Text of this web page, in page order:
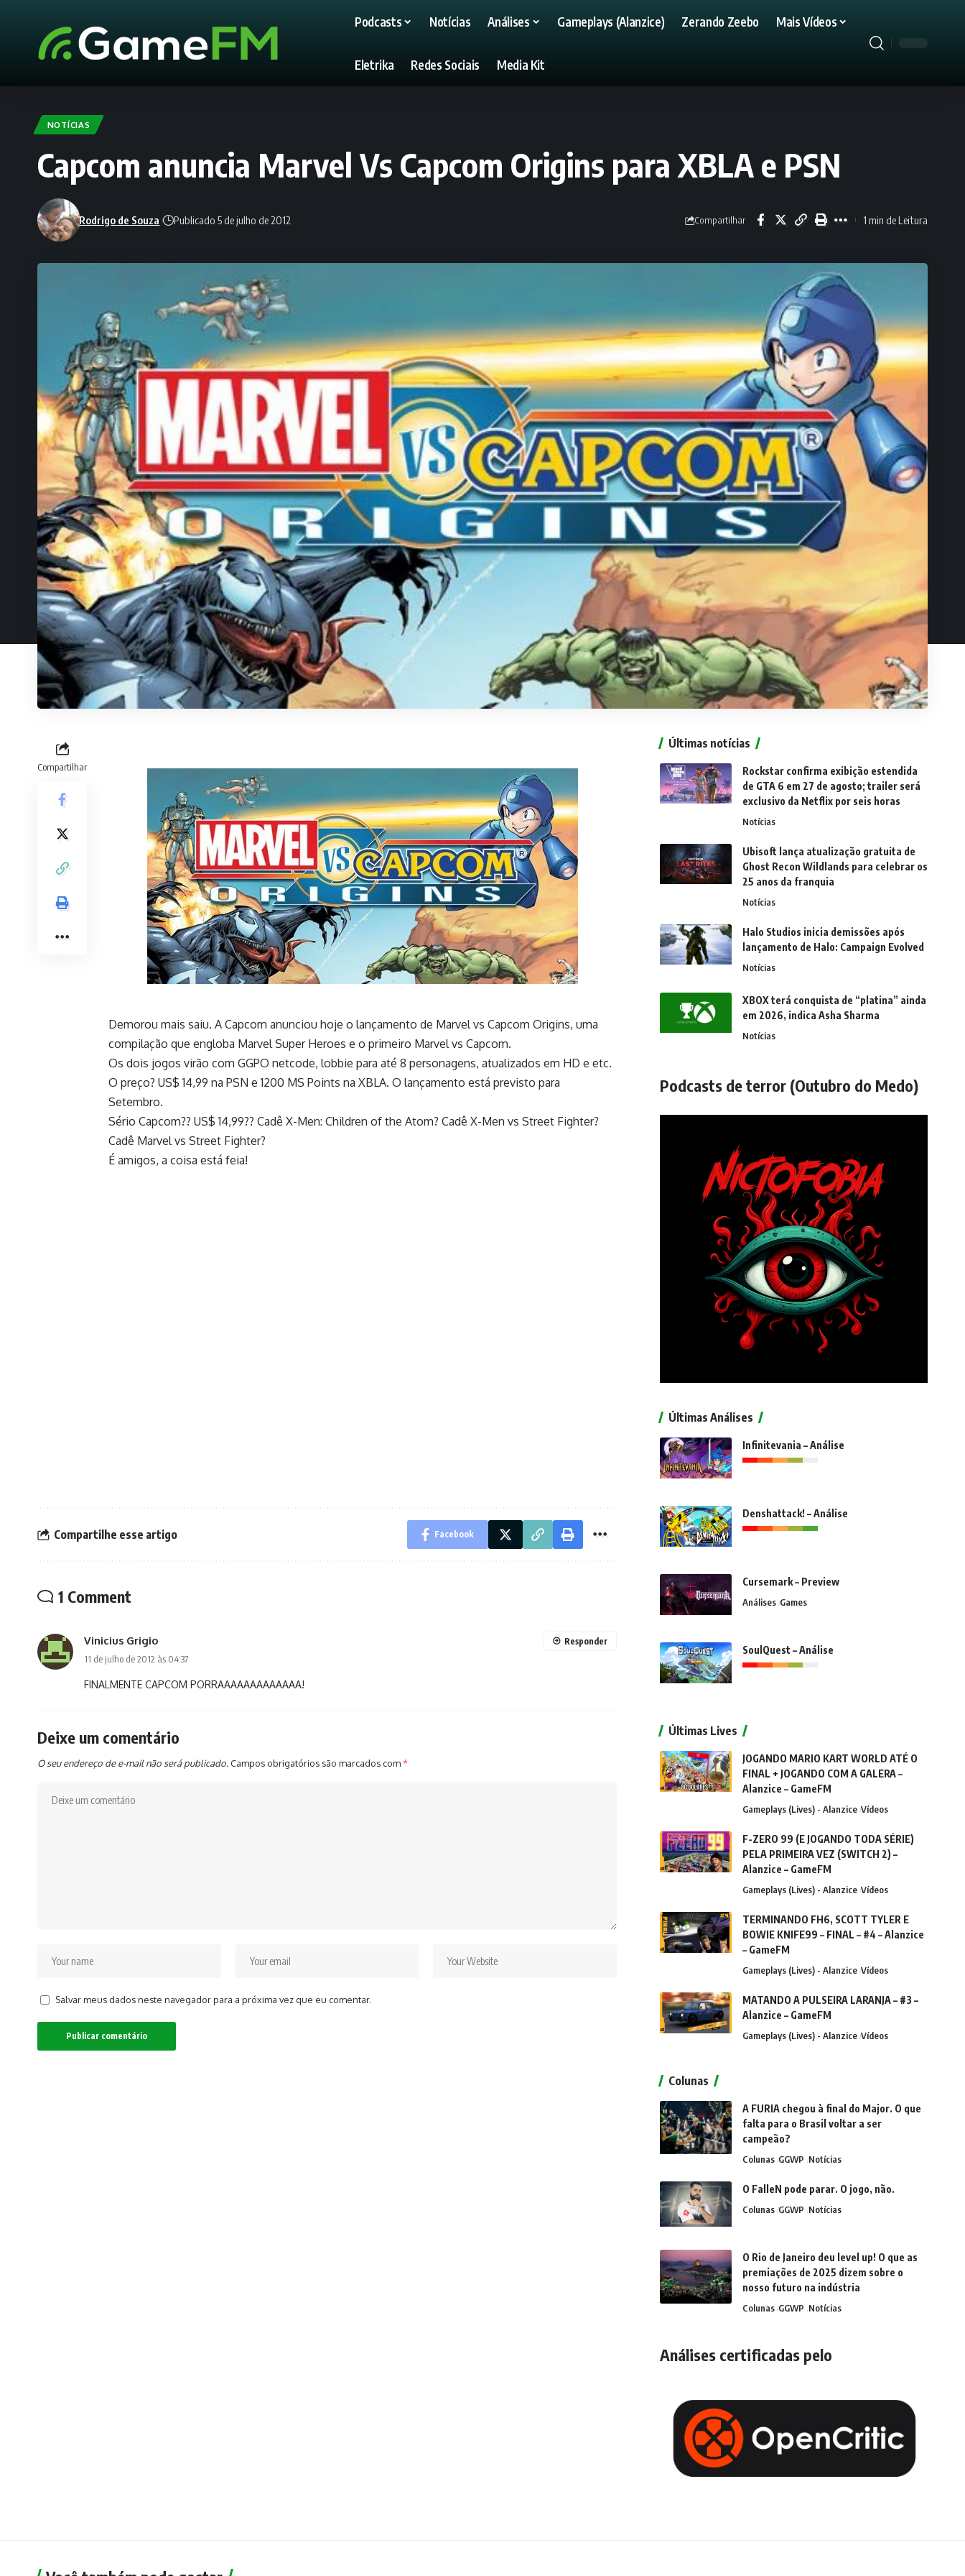
Podcasts Notícias Análises Gameplays (Alanzice) Zerando Zeebo Mais Vídeos
Eletrika Redes Sociais Media Kit
NOTÍCIAS
Capcom anuncia Marvel Vs Capcom Origins para XBLA e PSN
Rodrigo de Souza Publicado 5 de julho de 2012 Compartilhar 1 min de Leitura
Compartilhar
Demorou mais saiu. A Capcom anunciou hoje o lançamento de Marvel vs Capcom Origins, uma
compilação que engloba Marvel Super Heroes e o primeiro Marvel vs Capcom.
Os dois jogos virão com GGPO netcode, lobbie para até 8 personagens, atualizados em HD e etc.
O preço? US$ 14,99 na PSN e 1200 MS Points na XBLA. O lançamento está previsto para
Setembro.
Sério Capcom?? US$ 14,99?? Cadê X-Men: Children of the Atom? Cadê X-Men vs Street Fighter?
Cadê Marvel vs Street Fighter?
É amigos, a coisa está feia!
Compartilhe esse artigo Facebook
1 Comment
Vinicius Grigio
11 de julho de 2012 às 04:37
FINALMENTE CAPCOM PORRAAAAAAAAAAAAA!
Responder
Deixe um comentário
O seu endereço de e-mail não será publicado. Campos obrigatórios são marcados com*
Salvar meus dados neste navegador para a próxima vez que eu comentar.
Últimas notícias
Rockstar confirma exibição estendida
de GTA 6 em 27 de agosto; trailer será
exclusivo da Netflix por seis horas
Notícias
Ubisoft lança atualização gratuita de
Ghost Recon Wildlands para celebrar os
25 anos da franquia
Notícias
Halo Studios inicia demissões após
lançamento de Halo: Campaign Evolved
Notícias
XBOX terá conquista de “platina” ainda
em 2026, indica Asha Sharma
Notícias
Podcasts de terror (Outubro do Medo)
Últimas Análises
Infinitevania – Análise
Denshattack! – Análise
Cursemark – Preview
Análises Games
SoulQuest – Análise
Últimas Lives
JOGANDO MARIO KART WORLD ATÉ O
FINAL + JOGANDO COM A GALERA –
Alanzice – GameFM
Gameplays (Lives) - Alanzice Vídeos
F-ZERO 99 (E JOGANDO TODA SÉRIE)
PELA PRIMEIRA VEZ (SWITCH 2) –
Alanzice – GameFM
Gameplays (Lives) - Alanzice Vídeos
TERMINANDO FH6, SCOTT TYLER E
BOWIE KNIFE99 – FINAL – #4 – Alanzice
– GameFM
Gameplays (Lives) - Alanzice Vídeos
MATANDO A PULSEIRA LARANJA – #3 –
Alanzice – GameFM
Gameplays (Lives) - Alanzice Vídeos
Colunas
A FURIA chegou à final do Major. O que
falta para o Brasil voltar a ser
campeão?
Colunas GGWP Notícias
O FalleN pode parar. O jogo, não.
Colunas GGWP Notícias
O Rio de Janeiro deu level up! O que as
premiações de 2025 dizem sobre o
nosso futuro na indústria
Colunas GGWP Notícias
Análises certificadas pelo